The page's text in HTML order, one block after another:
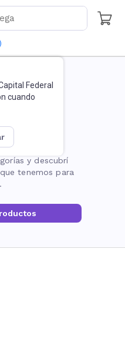
Federal
cuando
existe
y descubrí
tenemos para